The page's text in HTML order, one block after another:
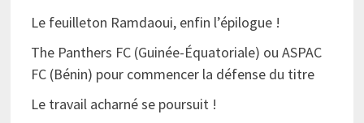
Le feuilleton Ramdaoui, enfin l’épilogue !
The Panthers FC (Guinée-Équatoriale) ou ASPAC
FC (Bénin) pour commencer la défense du titre
Le travail acharné se poursuit !